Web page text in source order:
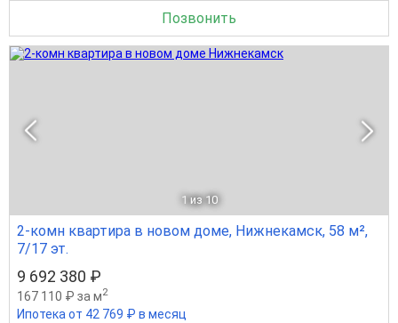
Позвонить
1 из 10
2-комн квартира в новом доме, Нижнекамск, 58 м²,
7/17 эт.
9 692 380 ₽
167 110 ₽ за м2
Ипотека от 42 769 ₽ в месяц